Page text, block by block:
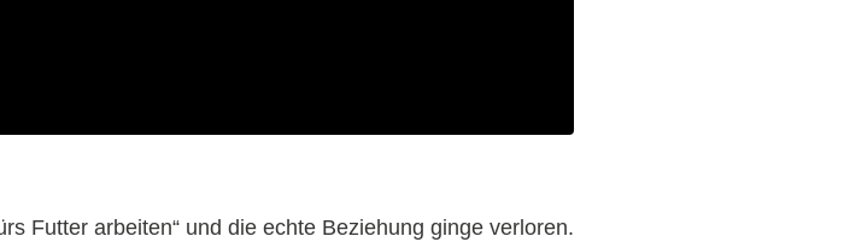
Futter arbeiten“ und die echte Beziehung ginge verloren.